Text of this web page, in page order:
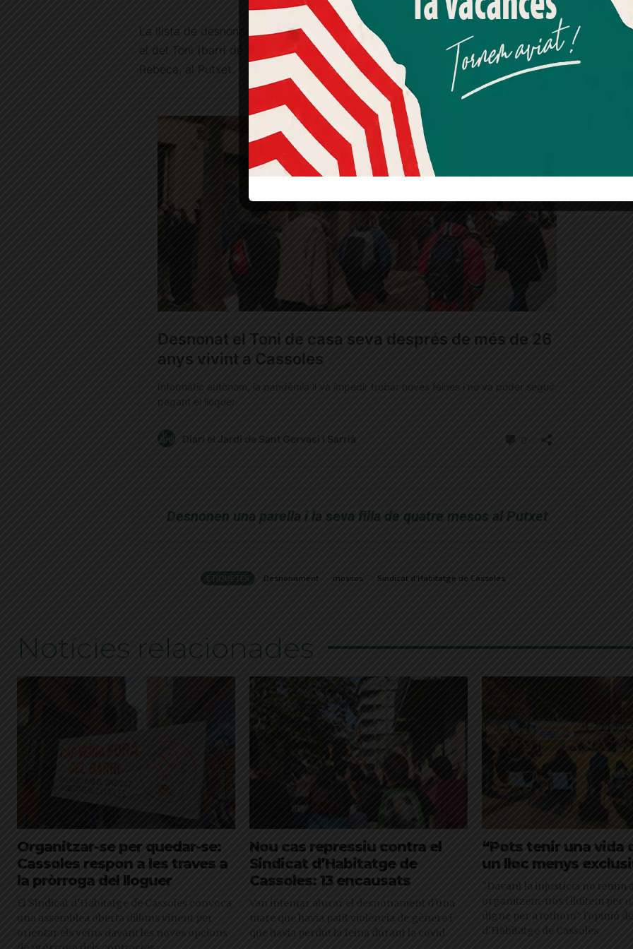
La llista de desnonaments executats dels últims mesos s’amplia amb casos com
el del Toni (barri de Galvany) o el de l’Stefan i l’Alexandra amb la seva filla
Rebeca, al Putxet.
Desnonen una parella i la seva filla de quatre mesos al Putxet
ETIQUETES Desnonament mossos Sindicat d'Habitatge de Cassoles
Notícies relacionades
Organitzar-se per quedar-se:
Cassoles respon a les traves a
la pròrroga del lloguer
El Sindicat d’Habitatge de Cassoles convoca
una assemblea oberta dilluns vinent per
orientar els veïns davant les noves opcions
Nou cas repressiu contra el
Sindicat d’Habitatge de
Cassoles: 13 encausats
Van intentar aturar el desnonament d'una
mare que havia patit violència de gènere i
que havia perdut la feina durant la covid
“Pots tenir una vida
un lloc menys
"Davant la injustícia no tenim
organitzem-nos i lluitem per
digne per a tothom": l'opinió
d'Habitatge de Cassoles
Més informació Acceptar Rebutjar tot
Quan l’usuari crea un compte al Diari el Jardí, dona el seu
consentiment explícit per rebre comunicacions
informatives relacionades amb el servei. Aquest
consentiment pot ser revocat en qualsevol moment
mitjançant l’enllaç de baixa present a tots els correus.